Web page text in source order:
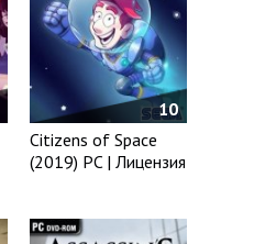
10
Citizens of Space
(2019) PC | Лицензия